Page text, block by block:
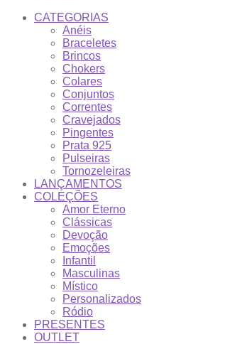
CATEGORIAS
Anéis
Braceletes
Brincos
Chokers
Colares
Conjuntos
Correntes
Cravejados
Pingentes
Prata 925
Pulseiras
Tornozeleiras
LANÇAMENTOS
COLEÇÕES
Amor Eterno
Clássicas
Devoção
Emoções
Infantil
Masculinas
Místico
Personalizados
Ródio
PRESENTES
OUTLET